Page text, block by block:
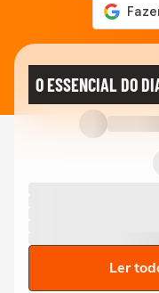
O ESSENCIAL DO
Ler